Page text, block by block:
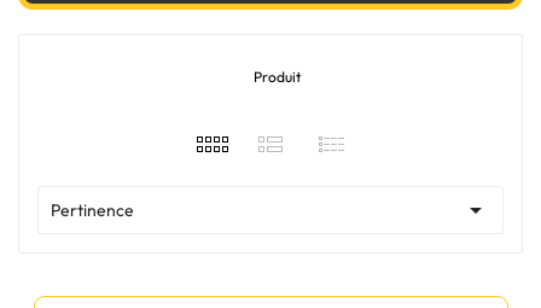
Produit
Pertinence 